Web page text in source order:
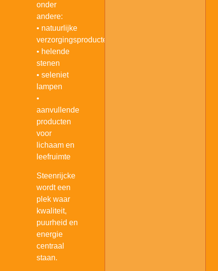
onder
andere:
• natuurlijke
verzorgingsproducten
• helende
stenen
• seleniet
lampen
•
aanvullende
producten
voor
lichaam en
leefruimte
Steenrijcke
wordt een
plek waar
kwaliteit,
puurheid en
energie
centraal
staan.